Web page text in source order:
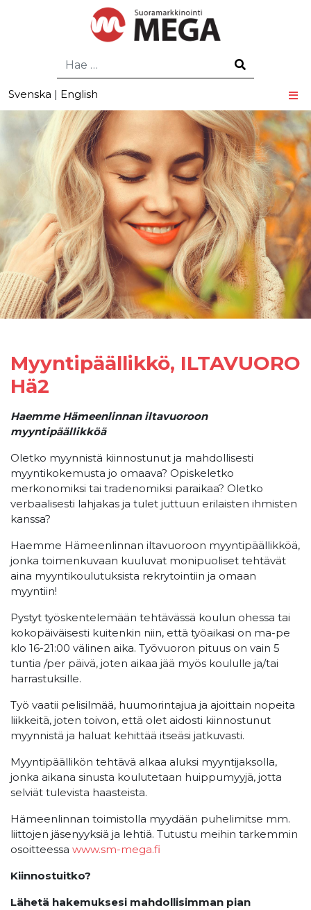
Hae
Svenska | English
Myyntipäällikkö, ILTAVUORO
Hä2
Haemme Hämeenlinnan iltavuoroon
myyntipäällikköä
Oletko myynnistä kiinnostunut ja mahdollisesti
myyntikokemusta jo omaava? Opiskeletko
merkonomiksi tai tradenomiksi paraikaa? Oletko
verbaalisesti lahjakas ja tulet juttuun erilaisten ihmisten
kanssa?
Haemme Hämeenlinnan iltavuoroon myyntipäällikköä,
jonka toimenkuvaan kuuluvat monipuoliset tehtävät
aina myyntikoulutuksista rekrytointiin ja omaan
myyntiin!
Pystyt työskentelemään tehtävässä koulun ohessa tai
kokopäiväisesti kuitenkin niin, että työaikasi on ma-pe
klo 16-21:00 välinen aika. Työvuoron pituus on vain 5
tuntia /per päivä, joten aikaa jää myös koululle ja/tai
harrastuksille.
Työ vaatii pelisilmää, huumorintajua ja ajoittain nopeita
liikkeitä, joten toivon, että olet aidosti kiinnostunut
myynnistä ja haluat kehittää itseäsi jatkuvasti.
Myyntipäällikön tehtävä alkaa aluksi myyntijaksolla,
jonka aikana sinusta koulutetaan huippumyyjä, jotta
selviät tulevista haasteista.
Hämeenlinnan toimistolla myydään puhelimitse mm.
liittojen jäsenyyksiä ja lehtiä. Tutustu meihin tarkemmin
osoitteessa www.sm-mega.fi
Kiinnostuitko?
Lähetä hakemuksesi mahdollisimman pian